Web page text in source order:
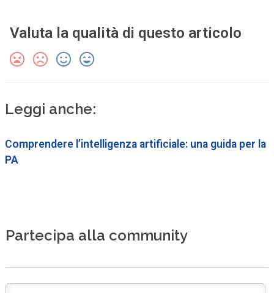
Valuta la qualità di questo articolo
Leggi anche:
Comprendere l’intelligenza artificiale: una guida per la
PA
Partecipa alla community